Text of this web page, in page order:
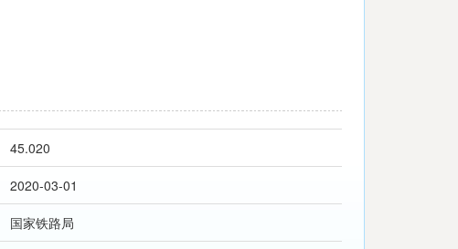
45.020
2020-03-01
国家铁路局